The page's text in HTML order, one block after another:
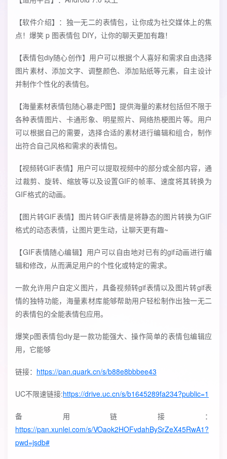
【软件介绍】：独一无二的表情包，让你成为社交媒体上的焦
点！爆笑 p 图表情包 DIY，让你的聊天更加有趣！
【表情包diy随心创作】用户可以根据个人喜好和需求自由选择
图片素材、添加文字、调整颜色、添加贴纸等元素，自主设计
并制作个性化的表情包。
【海量素材表情包随心暴走P图】提供海量的素材包括但不限于
各种表情图片、卡通形象、明星照片、网络热梗图片等。用户
可以根据自己的需要，选择合适的素材进行编辑和组合，制作
出符合自己风格和需求的表情包。
【视频转GIF表情】用户可以提取视频中的部分或全部内容，通
过裁剪、旋转、缩放等以及设置GIF的帧率、速度将其转换为
GIF格式的动画。
【图片转GIF表情】图片转GIF表情是将静态的图片转换为GIF
格式的动态表情，让图片更生动，让聊天更有趣~
【GIF表情随心编辑】用户可以自由地对已有的gif动画进行编
辑和修改，从而满足用户的个性化或特定的需求。
一款允许用户自定义图片，具备视频转gif表情以及图片转gif表
情的独特功能，海量素材库能够帮助用户轻松制作出独一无二
的表情包的全能表情包应用。
爆笑p图表情包diy是一款功能强大、操作简单的表情包编辑应
用，它能够
链接： https://pan.quark.cn/s/b88e8bbbee43
UC不限速链接:https://drive.uc.cn/s/b1645289fa234?public=1
备用链接：
https://pan.xunlei.com/s/VOaok2HOFvdahBySrZeX45RwA1?
pwd=jsdb#